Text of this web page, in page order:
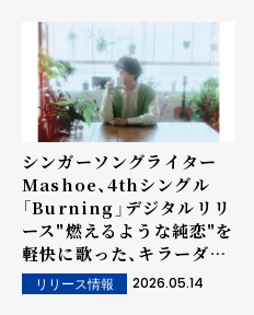
シンガーソングライター
Mashoe、4thシングル
「Burning」デジタルリリ
ース"燃えるような純恋"を
軽快に歌った、キラーダン
スチューン！
リリース情報 2026.05.14